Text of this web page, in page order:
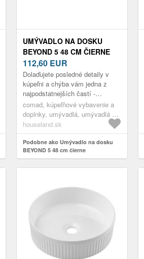
UMÝVADLO NA DOSKU
BEYOND 5 48 CM ČIERNE
112,60 EUR
Dolaďujete posledné detaily v
kúpeľni a chýba vám jedna z
najpodstatnejších častí -
umývadlo? Vaša cesta za
hľadaním toho pravého
orechového sa prá...
comad, kúpeľňové vybavenie a
doplnky, umývadlá, umývadlá na
dosku
houseland.sk
Podobne ako Umývadlo na dosku
BEYOND 5 48 cm čierne